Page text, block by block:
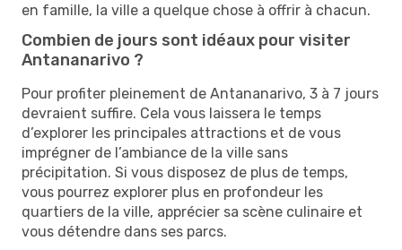
en famille, la ville a quelque chose à offrir à chacun.
Combien de jours sont idéaux pour visiter
Antananarivo ?
Pour profiter pleinement de Antananarivo, 3 à 7 jours
devraient suffire. Cela vous laissera le temps
d’explorer les principales attractions et de vous
imprégner de l’ambiance de la ville sans
précipitation. Si vous disposez de plus de temps,
vous pourrez explorer plus en profondeur les
quartiers de la ville, apprécier sa scène culinaire et
vous détendre dans ses parcs.